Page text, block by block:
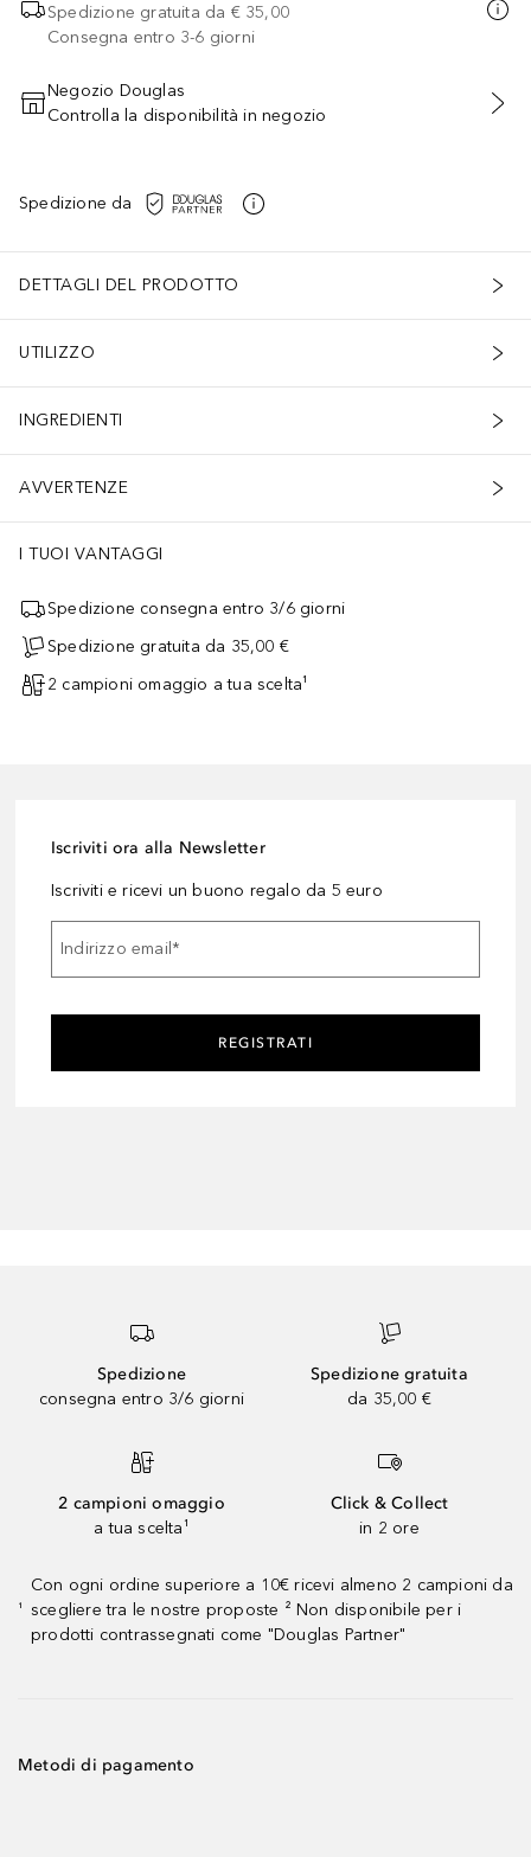
Spedizione gratuita da € 35,00
Consegna entro 3-6 giorni
AGGIUNGI AL CARRELLO
Negozio Douglas
Controlla la disponibilità in negozio
Spedizione da
DETTAGLI DEL PRODOTTO
UTILIZZO
INGREDIENTI
AVVERTENZE
I TUOI VANTAGGI
Spedizione consegna entro 3/6 giorni
Spedizione gratuita da 35,00 €
2 campioni omaggio a tua scelta¹
Iscriviti ora alla Newsletter
Iscriviti e ricevi un buono regalo da 5 euro
Indirizzo email*
REGISTRATI
Spedizione
consegna entro 3/6 giorni
Spedizione gratuita
da 35,00 €
2 campioni omaggio
a tua scelta¹
Click & Collect
in 2 ore
¹
Con ogni ordine superiore a 10€ ricevi almeno 2 campioni da
scegliere tra le nostre proposte ² Non disponibile per i
prodotti contrassegnati come "Douglas Partner"
Metodi di pagamento